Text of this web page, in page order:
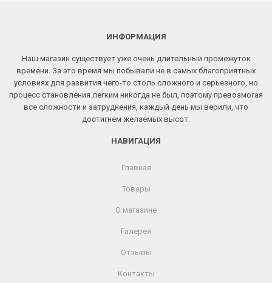
ИНФОРМАЦИЯ
Наш магазин существует уже очень длительный промежуток
времени. За это время мы побывали не в самых благоприятных
условиях для развития чего-то столь сложного и серьезного, но
процесс становления легким никогда не был, поэтому превозмогая
все сложности и затруднения, каждый день мы верили, что
достигнем желаемых высот.
НАВИГАЦИЯ
Главная
Товары
О магазине
Галерея
Отзывы
Контакты